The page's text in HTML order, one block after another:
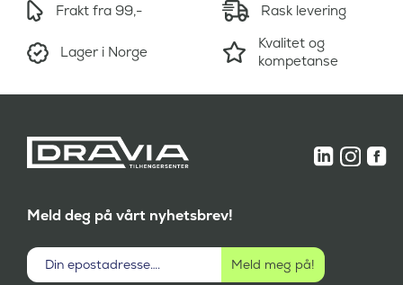
Frakt fra 99,- Rask levering
Lager i Norge
Kvalitet og
kompetanse
Meld deg på vårt nyhetsbrev!